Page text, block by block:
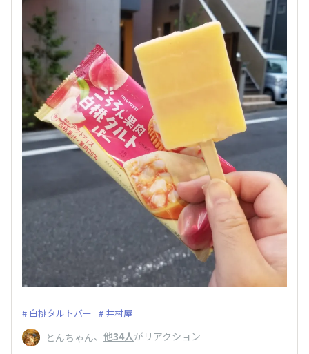
白桃タルトバー 井村屋
とんちゃん、 他34人がリアクション